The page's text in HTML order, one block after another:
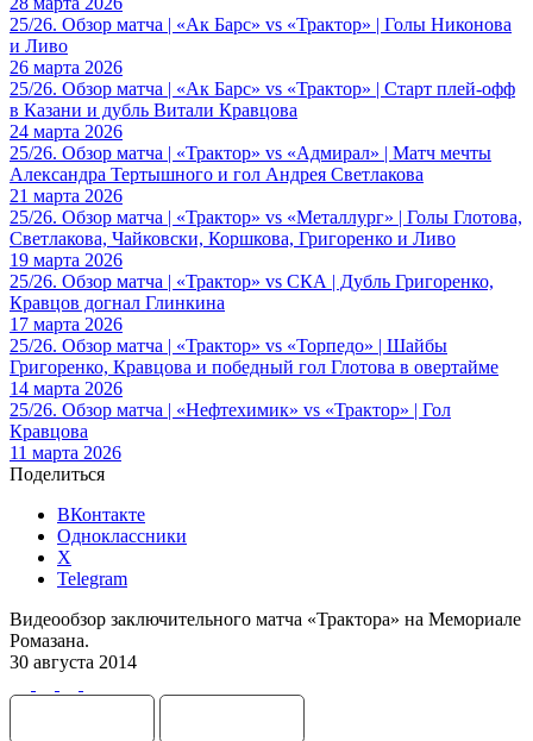
25/26. Обзор матча | «Ак Барс» vs «Трактор» | Голы Никонова
и Ливо
26 марта 2026
25/26. Обзор матча | «Ак Барс» vs «Трактор» | Старт плей-офф
в Казани и дубль Витали Кравцова
24 марта 2026
25/26. Обзор матча | «Трактор» vs «Адмирал» | Матч мечты
Александра Тертышного и гол Андрея Светлакова
21 марта 2026
25/26. Обзор матча | «Трактор» vs «Металлург» | Голы Глотова,
Светлакова, Чайковски, Коршкова, Григоренко и Ливо
19 марта 2026
25/26. Обзор матча | «Трактор» vs СКА | Дубль Григоренко,
Кравцов догнал Глинкина
17 марта 2026
25/26. Обзор матча | «Трактор» vs «Торпедо» | Шайбы
Григоренко, Кравцова и победный гол Глотова в овертайме
14 марта 2026
25/26. Обзор матча | «Нефтехимик» vs «Трактор» | Гол
Кравцова
11 марта 2026
Поделиться
ВКонтакте
Одноклассники
X
Telegram
Видеообзор заключительного матча «Трактора» на Мемориале
Ромазана.
30 августа 2014